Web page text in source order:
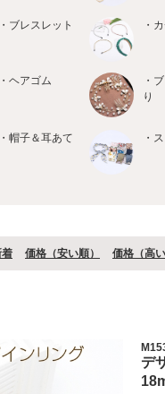
・ブレスレット ・
・ヘアゴム
・
り
・帽子＆耳あて ・
価格（安い順） 価格（⾼い
デ